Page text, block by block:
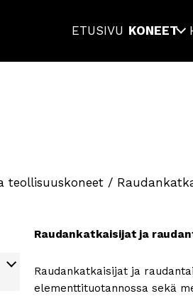
ETUSIVU KONEET
teollisuuskoneet /
Raudan­katkaisijat ja
Raudankatkaisijat ja
elementtituotannossa sekä